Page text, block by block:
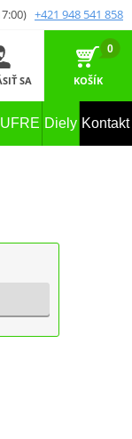
+421 948 541 858
SA
0
KOŠÍK
Diely Kontakt